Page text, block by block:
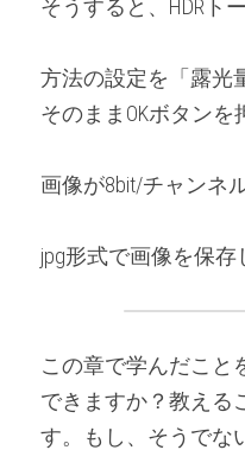
そうすると、HDRト
方法の設定を「露光
そのままOKボタンを
画像が8bit/チャンネ
jpg形式で画像を保存
この章で学んだこと
できますか？教える
す。もし、そうでな